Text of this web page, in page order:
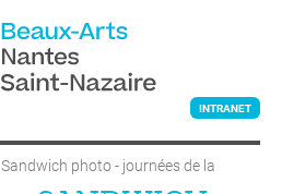
INTRANET
Sandwich photo - journées de la